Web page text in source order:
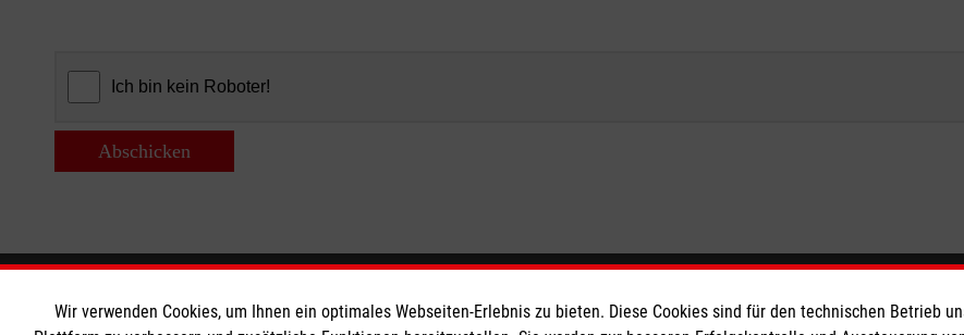
Abschicken
Informationen Die Malteser Spendenkonto
Wir verwenden Cookies, um Ihnen ein optimales Webseiten-Erlebnis zu bieten. Diese Cookies sind für den technischen Betrieb